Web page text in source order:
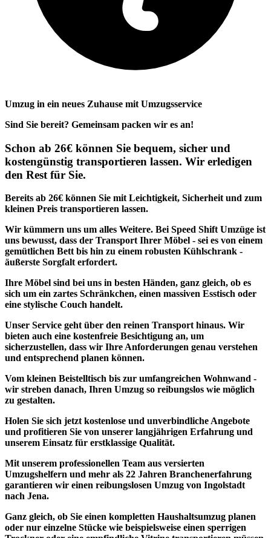
Umzug in ein neues Zuhause mit Umzugsservice
Sind Sie bereit? Gemeinsam packen wir es an!
Schon ab 26€ können Sie bequem, sicher und
kostengünstig transportieren lassen. Wir erledigen
den Rest für Sie.
Bereits ab 26€ können Sie mit Leichtigkeit, Sicherheit und zum
kleinen Preis transportieren lassen.
Wir kümmern uns um alles Weitere. Bei Speed Shift Umzüge ist
uns bewusst, dass der Transport Ihrer Möbel - sei es von einem
gemütlichen Bett bis hin zu einem robusten Kühlschrank -
äußerste Sorgfalt erfordert.
Ihre Möbel sind bei uns in besten Händen, ganz gleich, ob es
sich um ein zartes Schränkchen, einen massiven Esstisch oder
eine stylische Couch handelt.
Unser Service geht über den reinen Transport hinaus. Wir
bieten auch eine kostenfreie Besichtigung an, um
sicherzustellen, dass wir Ihre Anforderungen genau verstehen
und entsprechend planen können.
Vom kleinen Beistelltisch bis zur umfangreichen Wohnwand -
wir streben danach, Ihren Umzug so reibungslos wie möglich
zu gestalten.
Holen Sie sich jetzt kostenlose und unverbindliche Angebote
und profitieren Sie von unserer langjährigen Erfahrung und
unserem Einsatz für erstklassige Qualität.
Mit unserem professionellen Team aus versierten
Umzugshelfern und mehr als 22 Jahren Branchenerfahrung
garantieren wir einen reibungslosen Umzug von Ingolstadt
nach Jena.
Ganz gleich, ob Sie einen kompletten Haushaltsumzug planen
oder nur einzelne Stücke wie beispielsweise einen sperrigen